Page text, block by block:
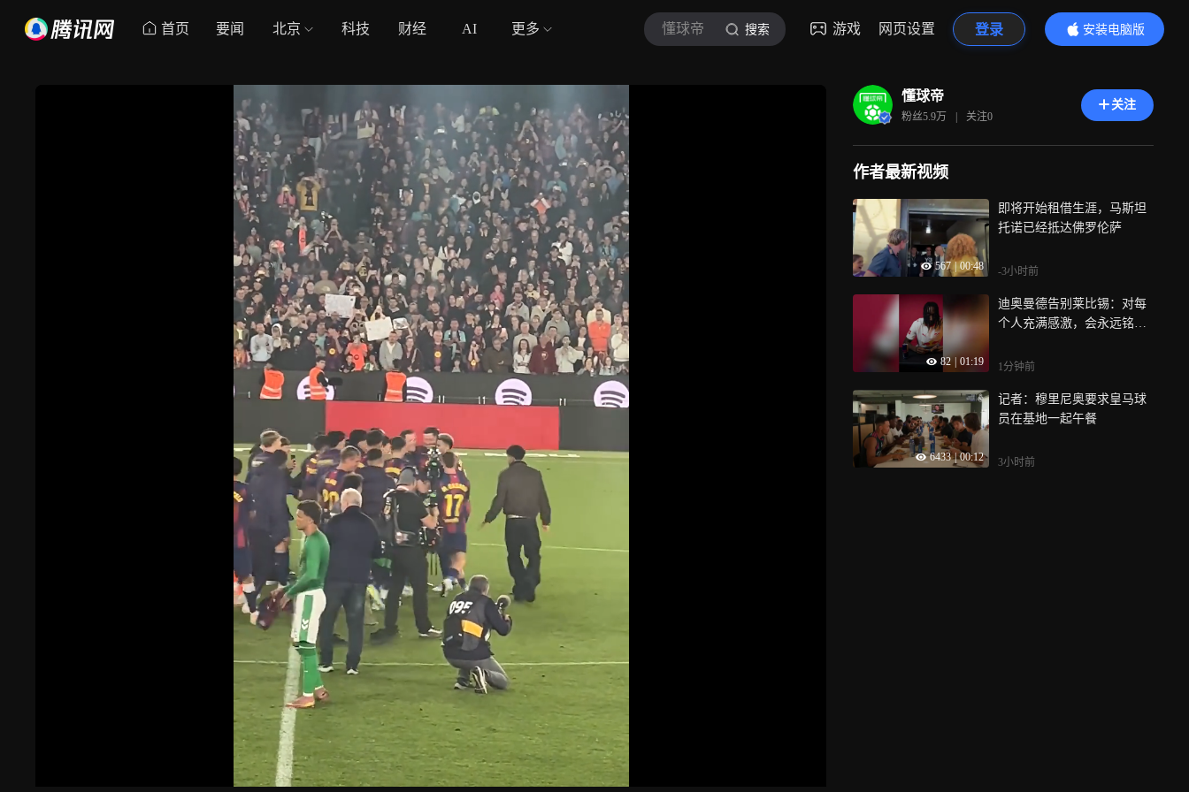
首页 要闻 北京 科技 财经 AI 更多 懂球帝 搜索 游戏 网页设置 登录
安装电脑版
内容更精彩
懂球帝
粉丝5.9万 | 关注0
关注
作者最新视频
567 00:48
即将开始租借生涯，马斯坦
托诺已经抵达佛罗伦萨
-3小时前
82 01:19
迪奥曼德告别莱比锡：对每
个人充满感激，会永远铭记
1分钟前
6433 | 00:12
记者：穆里尼奥要求皇马球
员在基地一起午餐
3小时前